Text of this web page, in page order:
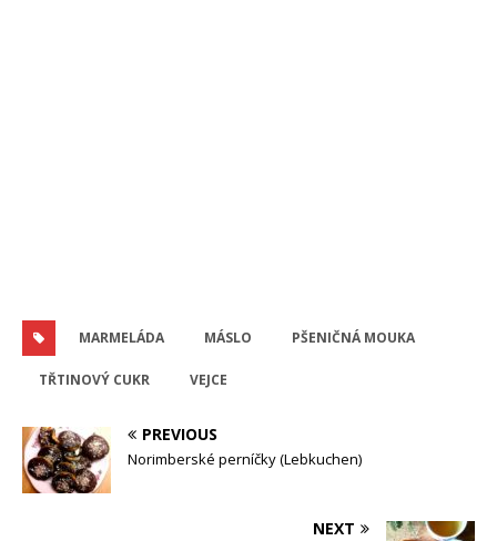
MARMELÁDA MÁSLO PŠENIČNÁ MOUKA
TŘTINOVÝ CUKR VEJCE
PREVIOUS
Norimberské perníčky (Lebkuchen)
NEXT